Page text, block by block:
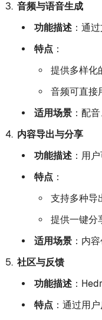
音频与语音生成
功能描述：通过
特点 ：
提供多样化
音频可直接
适用场景：配音
内容导出与分享
功能描述：用户
特点 ：
支持多种导
提供一键分
适用场景：内容
社区与反馈
功能描述：
特点 ：通过用